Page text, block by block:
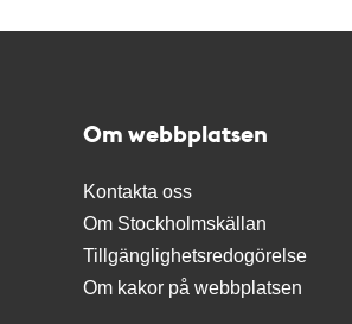
Om webbplatsen
Kontakta oss
Om Stockholmskällan
Tillgänglighetsredogörelse
Om kakor på webbplatsen